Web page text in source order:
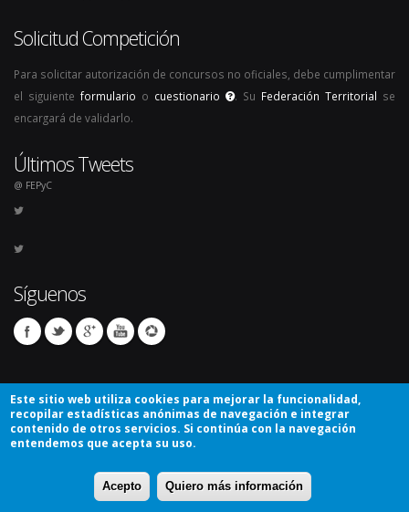
Solicitud Competición
Para solicitar autorización de concursos no oficiales, debe cumplimentar
el siguiente formulario o cuestionario . Su Federación Territorial se
encargará de validarlo.
Últimos Tweets
@ FEPyC
Síguenos
© Copyright 2026. Todos los derechos reservados.
Avíso Legal Mapa del sitio
Este sitio web utiliza cookies para mejorar la funcionalidad,
recopilar estadísticas anónimas de navegación e integrar
contenido de otros servicios. Si continúa con la navegación
entendemos que acepta su uso.
Acepto Quiero más información